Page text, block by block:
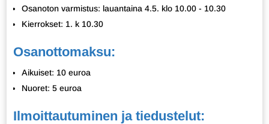
Osanoton varmistus: lauantaina 4.5. klo 10.00 - 10.30
Kierrokset: 1. k 10.30
Osanottomaksu:
Aikuiset: 10 euroa
Nuoret: 5 euroa
Ilmoittautuminen ja tiedustelut: